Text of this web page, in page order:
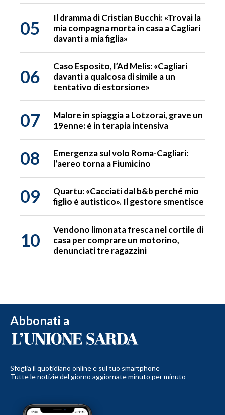
05
Il dramma di Cristian Bucchi: «Trovai la
mia compagna morta in casa a Cagliari
davanti a mia figlia»
06
Caso Esposito, l’Ad Melis: «Cagliari
davanti a qualcosa di simile a un
tentativo di estorsione»
07
Malore in spiaggia a Lotzorai, grave un
19enne: è in terapia intensiva
08
Emergenza sul volo Roma-Cagliari:
l’aereo torna a Fiumicino
09
Quartu: «Cacciati dal b&b perché mio
figlio è autistico». Il gestore smentisce
10
Vendono limonata fresca nel cortile di
casa per comprare un motorino,
denunciati tre ragazzini
Abbonati a
Sfoglia il quotidiano online e sul tuo smartphone
Tutte le notizie del giorno aggiornate minuto per minuto